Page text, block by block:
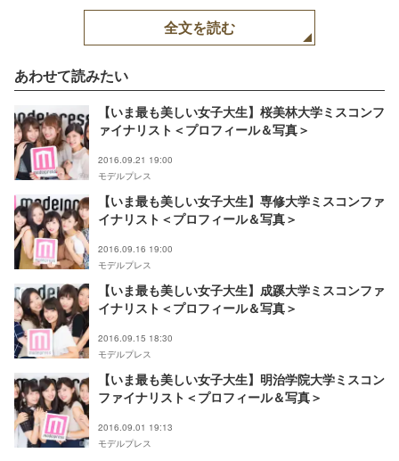
小田恵 （C）モデルプレ
全文を読む
あわせて読みたい
【いま最も美しい女子大生】桜美林大学ミスコンフ
ァイナリスト＜プロフィール＆写真＞
2016.09.21 19:00
モデルプレス
【いま最も美しい女子大生】専修大学ミスコンファ
イナリスト＜プロフィール＆写真＞
2016.09.16 19:00
モデルプレス
【いま最も美しい女子大生】成蹊大学ミスコンファ
イナリスト＜プロフィール＆写真＞
2016.09.15 18:30
モデルプレス
【いま最も美しい女子大生】明治学院大学ミスコン
ファイナリスト＜プロフィール＆写真＞
2016.09.01 19:13
モデルプレス